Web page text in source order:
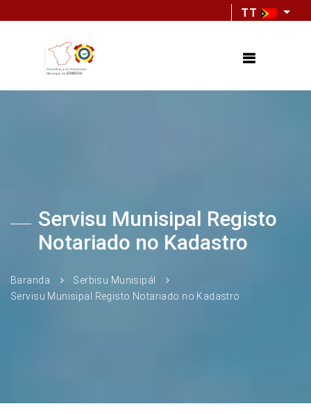
TT
Servisu Munisipal Registo
Notariado no Kadastro
Baranda
Serbisu Munisipál
Servisu Munisipal Registo Notariado no Kadastro